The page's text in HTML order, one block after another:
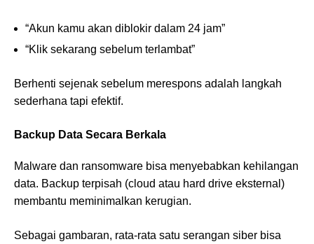
“Akun kamu akan diblokir dalam 24 jam”
“Klik sekarang sebelum terlambat”
Berhenti sejenak sebelum merespons adalah langkah
sederhana tapi efektif.
Backup Data Secara Berkala
Malware dan ransomware bisa menyebabkan kehilangan
data. Backup terpisah (cloud atau hard drive eksternal)
membantu meminimalkan kerugian.
Sebagai gambaran, rata-rata satu serangan siber bisa